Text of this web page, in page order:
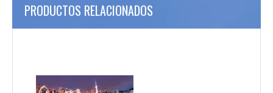
PRODUCTOS RELACIONADOS